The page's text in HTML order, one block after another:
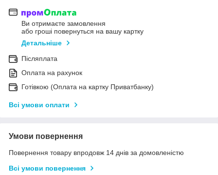
Ви отримаєте замовлення
або гроші повернуться на вашу картку
Детальніше
Післяплата
Оплата на рахунок
Готівкою (Оплата на картку Приватбанку)
Всі умови оплати
Умови повернення
Повернення товару впродовж 14 днів за домовленістю
Всі умови повернення